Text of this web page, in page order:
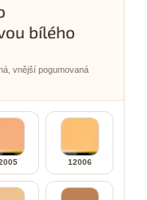
bílého
vnější pogumovaná
12006